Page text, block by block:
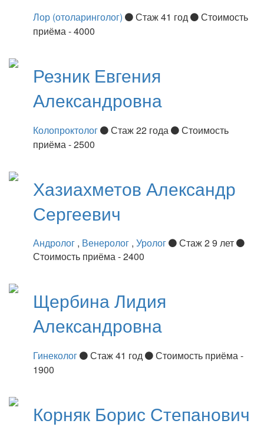
Лор (отоларинголог) Стаж 41 год
Стоимость
приёма - 4000
Резник Евгения
Александровна
Колопроктолог Стаж 22 года
Стоимость
приёма - 2500
Хазиахметов Александр
Сергеевич
Андролог , Венеролог , Уролог
Стаж 2 9 лет
Стоимость приёма - 2400
ЩербинаЛидия
Александровна
Гинеколог Стаж 41 год
Стоимость приёма -
1900
Корняк Борис Степанович